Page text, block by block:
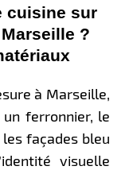
cuisine sur
?
à Marseille,
ferronnier, le
façades bleu
visuelle